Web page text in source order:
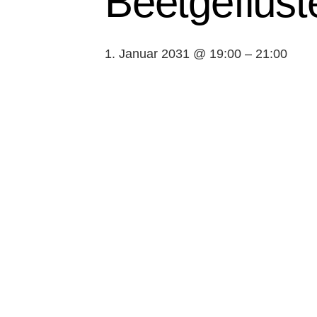
1. Januar 2031 @ 19:00 – 21:00